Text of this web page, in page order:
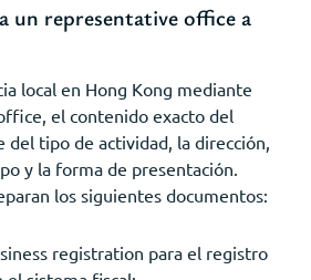
un representative office a
local en Hong Kong mediante
el contenido exacto del
tipo de actividad, la dirección,
y la forma de presentación.
los siguientes documentos:
registration para el registro